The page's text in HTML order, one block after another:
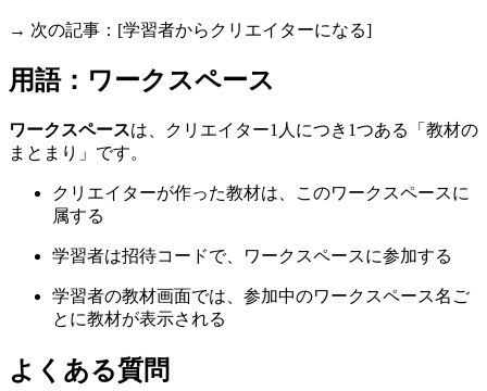
→ 次の記事：[学習者からクリエイターになる]
用語：ワークスペース
ワークスペースは、クリエイター1人につき1つある「教材の
まとまり」です。
クリエイターが作った教材は、このワークスペースに
属する
学習者は招待コードで、ワークスペースに参加する
学習者の教材画面では、参加中のワークスペース名ご
とに教材が表示される
よくある質問